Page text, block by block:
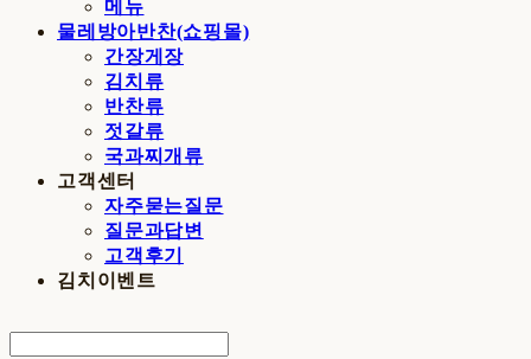
메뉴
물레방아반찬(쇼핑몰)
간장게장
김치류
반찬류
젓갈류
국과찌개류
고객센터
자주묻는질문
질문과답변
고객후기
김치이벤트